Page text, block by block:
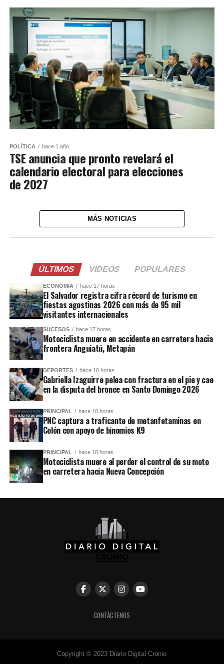
POLÍTICA hace 1 año
TSE anuncia que pronto revelará el
calendario electoral para elecciones
de 2027
MÁS NOTICIAS
ÚLTIMOS VIDEOS POPULARES
ECONOMIA hace 17 horas
El Salvador registra cifra récord de turismo en
fiestas agostinas 2026 con más de 95 mil
visitantes internacionales
SUCESOS hace 17 horas
Motociclista muere en accidente en carretera hacia
frontera Anguiatú, Metapán
DEPORTES hace 18 horas
Gabriella Izaguirre pelea con fractura en el pie y cae
en la disputa del bronce en Santo Domingo 2026
PRINCIPAL hace 18 horas
PNC captura a traficante de metanfetaminas en
Colón con apoyo de binomios K9
PRINCIPAL hace 18 horas
Motociclista muere al perder el control de su moto
en carretera hacia Nueva Concepción
CONTÁCTENOS
Copyright © 2023 Diario Digital Cronio